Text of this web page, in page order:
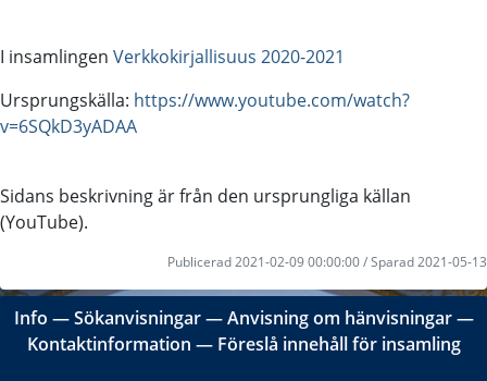
I insamlingen Verkkokirjallisuus 2020-2021
Ursprungskälla: https://www.youtube.com/watch?
v=6SQkD3yADAA
Sidans beskrivning är från den ursprungliga källan
(YouTube).
Publicerad 2021-02-09 00:00:00 / Sparad 2021-05-13
Info ―Sökanvisningar―Anvisning om hänvisningar―
Kontaktinformation ― Föreslå innehåll för insamling